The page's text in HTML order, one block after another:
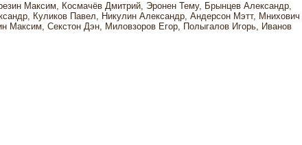
Максим, Космачёв Дмитрий, Эронен Тему, Брынцев Александр,
Куликов Павел, Никулин Александр, Андерсон Мэтт, Мнихович
Максим, Секстон Дэн, Миловзоров Егор, Полыгалов Игорь, Иванов